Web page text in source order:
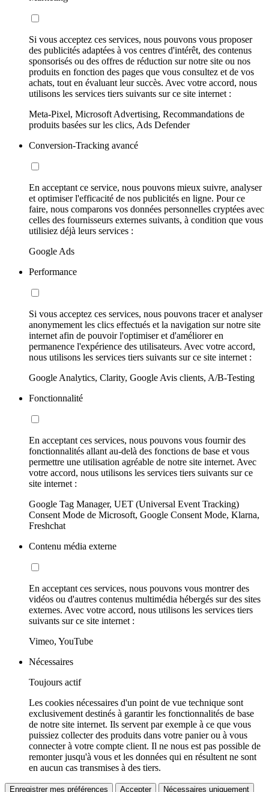
Si vous acceptez ces services, nous pouvons vous proposer
des publicités adaptées à vos centres d'intérêt, des contenus
sponsorisés ou des offres de réduction sur notre site ou nos
produits en fonction des pages que vous consultez et de vos
achats, tout en évaluant leur succès. Avec votre accord, nous
utilisons les services tiers suivants sur ce site internet :
Meta-Pixel, Microsoft Advertising, Recommandations de
produits basées sur les clics, Ads Defender
Conversion-Tracking avancé
En acceptant ce service, nous pouvons mieux suivre, analyser
et optimiser l'efficacité de nos publicités en ligne. Pour ce
faire, nous comparons vos données personnelles cryptées avec
celles des fournisseurs externes suivants, à condition que vous
utilisiez déjà leurs services :
Google Ads
Performance
Si vous acceptez ces services, nous pouvons tracer et analyser
anonymement les clics effectués et la navigation sur notre site
internet afin de pouvoir l'optimiser et d'améliorer en
permanence l'expérience des utilisateurs. Avec votre accord,
nous utilisons les services tiers suivants sur ce site internet :
Google Analytics, Clarity, Google Avis clients, A/B-Testing
Fonctionnalité
En acceptant ces services, nous pouvons vous fournir des
fonctionnalités allant au-delà des fonctions de base et vous
permettre une utilisation agréable de notre site internet. Avec
votre accord, nous utilisons les services tiers suivants sur ce
site internet :
Google Tag Manager, UET (Universal Event Tracking)
Consent Mode de Microsoft, Google Consent Mode, Klarna,
Freshchat
Contenu média externe
En acceptant ces services, nous pouvons vous montrer des
vidéos ou d'autres contenus multimédia hébergés sur des sites
externes. Avec votre accord, nous utilisons les services tiers
suivants sur ce site internet :
Vimeo, YouTube
Nécessaires
Toujours actif
Les cookies nécessaires d'un point de vue technique sont
exclusivement destinés à garantir les fonctionnalités de base
de notre site internet. Ils servent par exemple à ce que vous
puissiez collecter des produits dans votre panier ou à vous
connecter à votre compte client. Il ne nous est pas possible de
remonter jusqu'à vous et les données qui en résultent ne sont
en aucun cas transmises à des tiers.
Enregistrer mes préférences Accepter Nécessaires uniquement